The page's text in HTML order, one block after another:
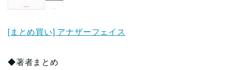
[まとめ買い] アナザーフェイス
◆著者まとめ